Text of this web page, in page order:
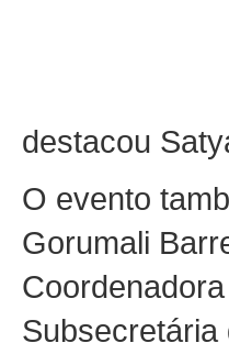
destacou
O evento
Gorumali